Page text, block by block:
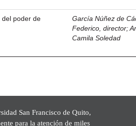
del poder de
García Núñez de
Federico, director;
Camila Soledad
San Francisco de Quito,
para la atención de miles